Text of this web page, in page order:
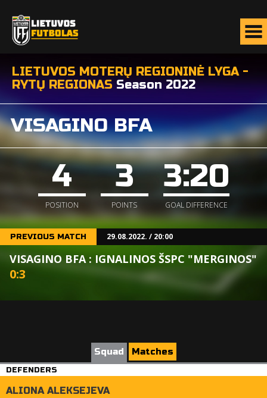
LIETUVOS MOTERŲ REGIONINĖ LYGA -
RYTŲ REGIONASSeason 2022
VISAGINO BFA
4
POSITION
3
POINTS
3:20
GOAL DIFFERENCE
PREVIOUS MATCH 29.08.2022. / 20:00
VISAGINO BFA : IGNALINOS ŠSPC "MERGINOS"
0:3
Squad Matches
DEFENDERS
ALIONA ALEKSEJEVA